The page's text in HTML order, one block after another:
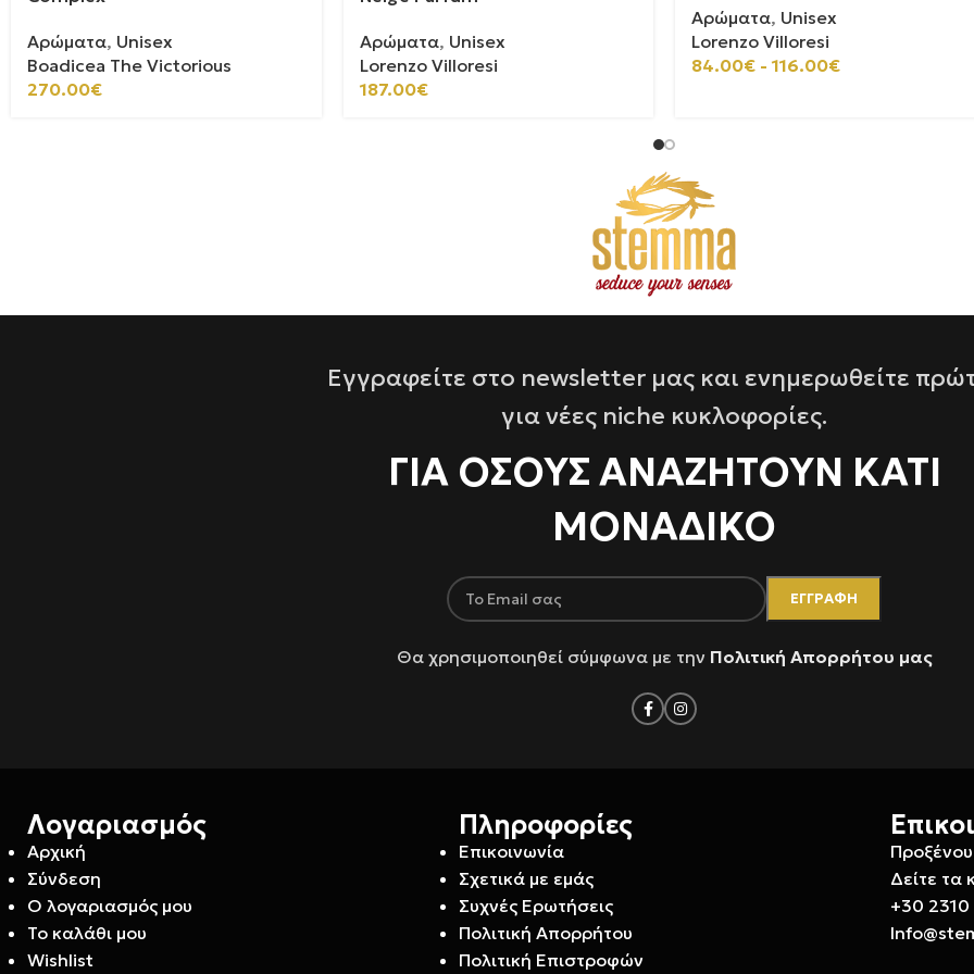
Αρώματα, Unisex
Boadicea The Victorious
270.00€
Αρώματα, Unisex
Lorenzo Villoresi
187.00€
Αρώματα, Unisex
Lorenzo Villoresi
84.00€ - 116.00€
Εγγραφείτε στο newsletter μας και ενημερωθείτε
για νέες niche κυκλοφορίες.
ΓΙΑ ΌΣΟΥΣ ΑΝΑΖΗΤΟΥΝ ΚΑΤΙ
ΜΟΝΑΔΙΚΟ
Θα χρησιμοποιηθεί σύμφωνα με την Πολιτική Απορρήτου μας
Λογαριασμός
Αρχική
Σύνδεση
Ο λογαριασμός μου
Το καλάθι μου
Wishlist
Πληροφορίες
Επικοινωνία
Σχετικά με εμάς
Συχνές Ερωτήσεις
Πολιτική Απορρήτου
Πολιτική Επιστροφών
Δείτε τα
+30